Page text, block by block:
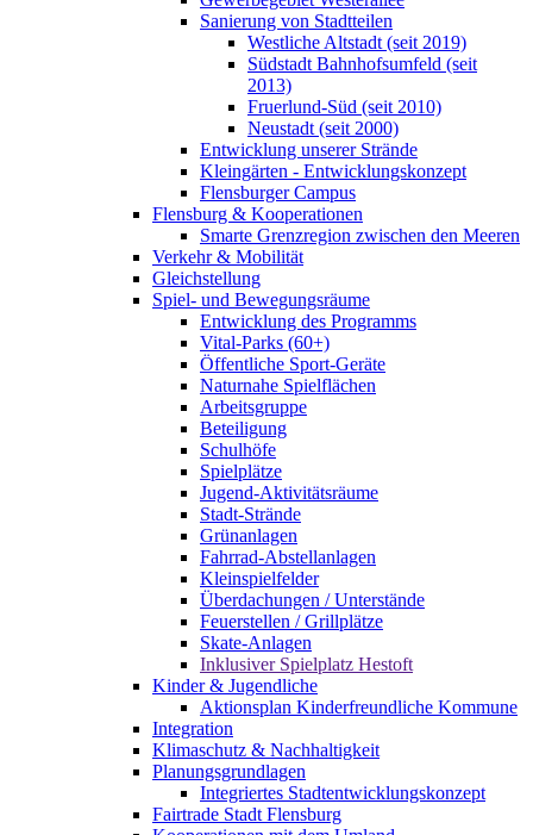
Sanierung von Stadtteilen
Westliche Altstadt (seit 2019)
Südstadt Bahnhofsumfeld (seit
2013)
Fruerlund-Süd (seit 2010)
Neustadt (seit 2000)
Entwicklung unserer Strände
Kleingärten - Entwicklungskonzept
Flensburger Campus
Flensburg & Kooperationen
Smarte Grenzregion zwischen den Meeren
Verkehr & Mobilität
Gleichstellung
Spiel- und Bewegungsräume
Entwicklung des Programms
Vital-Parks (60+)
Öffentliche Sport-Geräte
Naturnahe Spielflächen
Arbeitsgruppe
Beteiligung
Schulhöfe
Spielplätze
Jugend-Aktivitätsräume
Stadt-Strände
Grünanlagen
Fahrrad-Abstellanlagen
Kleinspielfelder
Überdachungen / Unterstände
Feuerstellen / Grillplätze
Skate-Anlagen
Inklusiver Spielplatz Hestoft
Kinder & Jugendliche
Aktionsplan Kinderfreundliche Kommune
Integration
Klimaschutz & Nachhaltigkeit
Planungsgrundlagen
Integriertes Stadtentwicklungskonzept
Fairtrade Stadt Flensburg